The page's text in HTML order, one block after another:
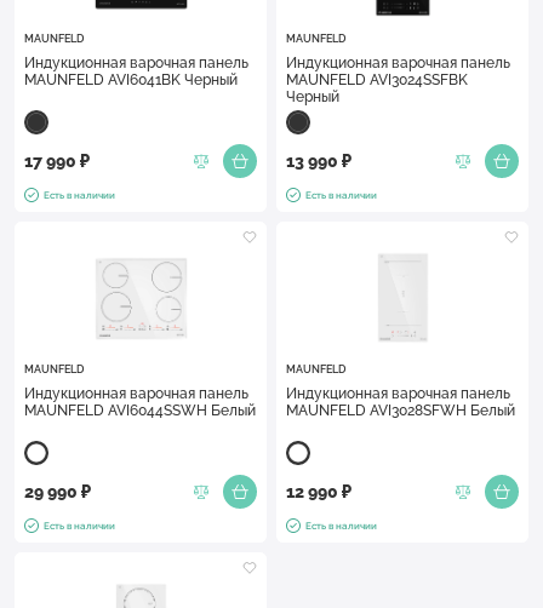
MAUNFELD
Индукционная варочная панель
MAUNFELD AVI6041BK Черный
17 990 ₽
Есть в наличии
MAUNFELD
Индукционная варочная панель
MAUNFELD AVI3024SSFBK
Черный
13 990 ₽
Есть в наличии
MAUNFELD
Индукционная варочная панель
MAUNFELD AVI6044SSWH Белый
29 990 ₽
Есть в наличии
MAUNFELD
Индукционная варочная панель
MAUNFELD AVI3028SFWH Белый
12 990 ₽
Есть в наличии